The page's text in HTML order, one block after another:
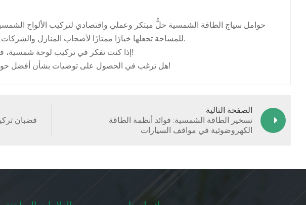
حوامل سياج الطاقة الشمسية حلٌّ مبتكر وعملي واقتصادي لتركيب الألواح الشمسية.
للمساحة تجعلها خيارًا ممتازًا لأصحاب المنازل والشركات الذين يتطلعون إلى تسخير الطاقة الشمسية بكفاءة.
إذا كنت تفكر في تركيب لوحة شمسية، فإن حامل السياج الشمسي قد يكون الحل الأمثل لك!
هل ترغب في الحصول على توصيات بشأن أفضل حوامل سياج الطاقة الشمسية المتوفرة؟ شاركنا رأيك!
قضبان
الصفحة التالية
تسخير الطاقة الشمسية: فوائد أنظمة الطاقة
الكهروضوئية في مواقف السيارات